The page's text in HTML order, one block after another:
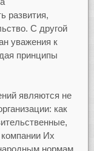
развития,
С другой
уважения к
принципы
являются не
как
Их